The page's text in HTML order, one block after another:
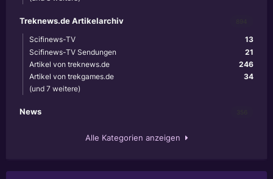
Treknews.de Artikelarchiv
13
Scifinews-TV
21
Scifinews-TV Sendungen
246
Artikel von treknews.de
34
Artikel von trekgames.de
(und 7 weitere)
News
Alle Kategorien anzeigen